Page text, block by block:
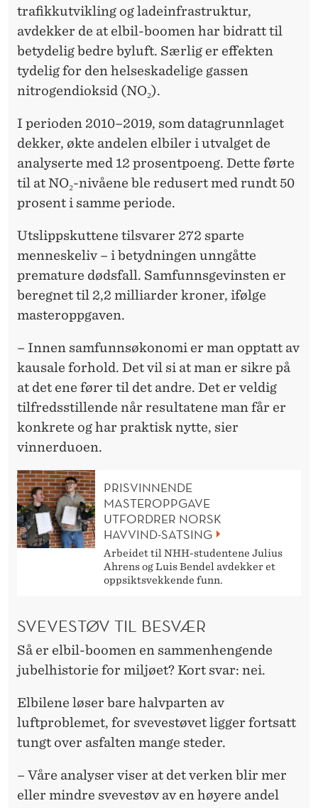
trafikkutvikling og ladeinfrastruktur,
avdekker de at elbil-boomen har bidratt til
betydelig bedre byluft. Særlig er effekten
tydelig for den helseskadelige gassen
nitrogendioksid (NO₂).
I perioden 2010–2019, som datagrunnlaget
dekker, økte andelen elbiler i utvalget de
analyserte med 12 prosentpoeng. Dette førte
til at NO₂-nivåene ble redusert med rundt 50
prosent i samme periode.
Utslippskuttene tilsvarer 272 sparte
menneskeliv – i betydningen unngåtte
premature dødsfall. Samfunnsgevinsten er
beregnet til 2,2 milliarder kroner, ifølge
masteroppgaven.
– Innen samfunnsøkonomi er man opptatt av
kausale forhold. Det vil si at man er sikre på
at det ene fører til det andre. Det er veldig
tilfredsstillende når resultatene man får er
konkrete og har praktisk nytte, sier
vinnerduoen.
PRISVINNENDE
MASTEROPPGAVE
UTFORDRER NORSK
HAVVIND-SATSING
Arbeidet til NHH-studentene Julius
Ahrens og Luis Bendel avdekker et
oppsiktsvekkende funn.
SVEVESTØV TIL BESVÆR
Så er elbil-boomen en sammenhengende
jubelhistorie for miljøet? Kort svar: nei.
Elbilene løser bare halvparten av
luftproblemet, for svevestøvet ligger fortsatt
tungt over asfalten mange steder.
– Våre analyser viser at det verken blir mer
eller mindre svevestøv av en høyere andel